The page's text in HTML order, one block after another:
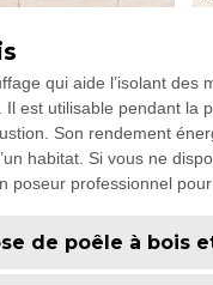
qui aide l’isolant
Il est utilisable pendant la
Son rendement
habitat. Si vous ne
poseur professionnel
de poêle à bois